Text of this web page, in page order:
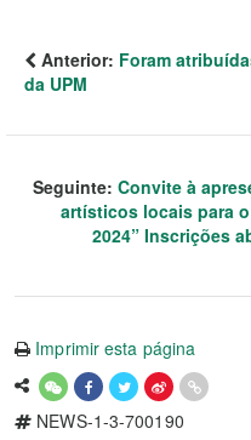
Anterior: Foram
da UPM
Seguinte: Convite à
artísticos locais para
2024” Inscrições
Imprimir esta página
NEWS-1-3-700190